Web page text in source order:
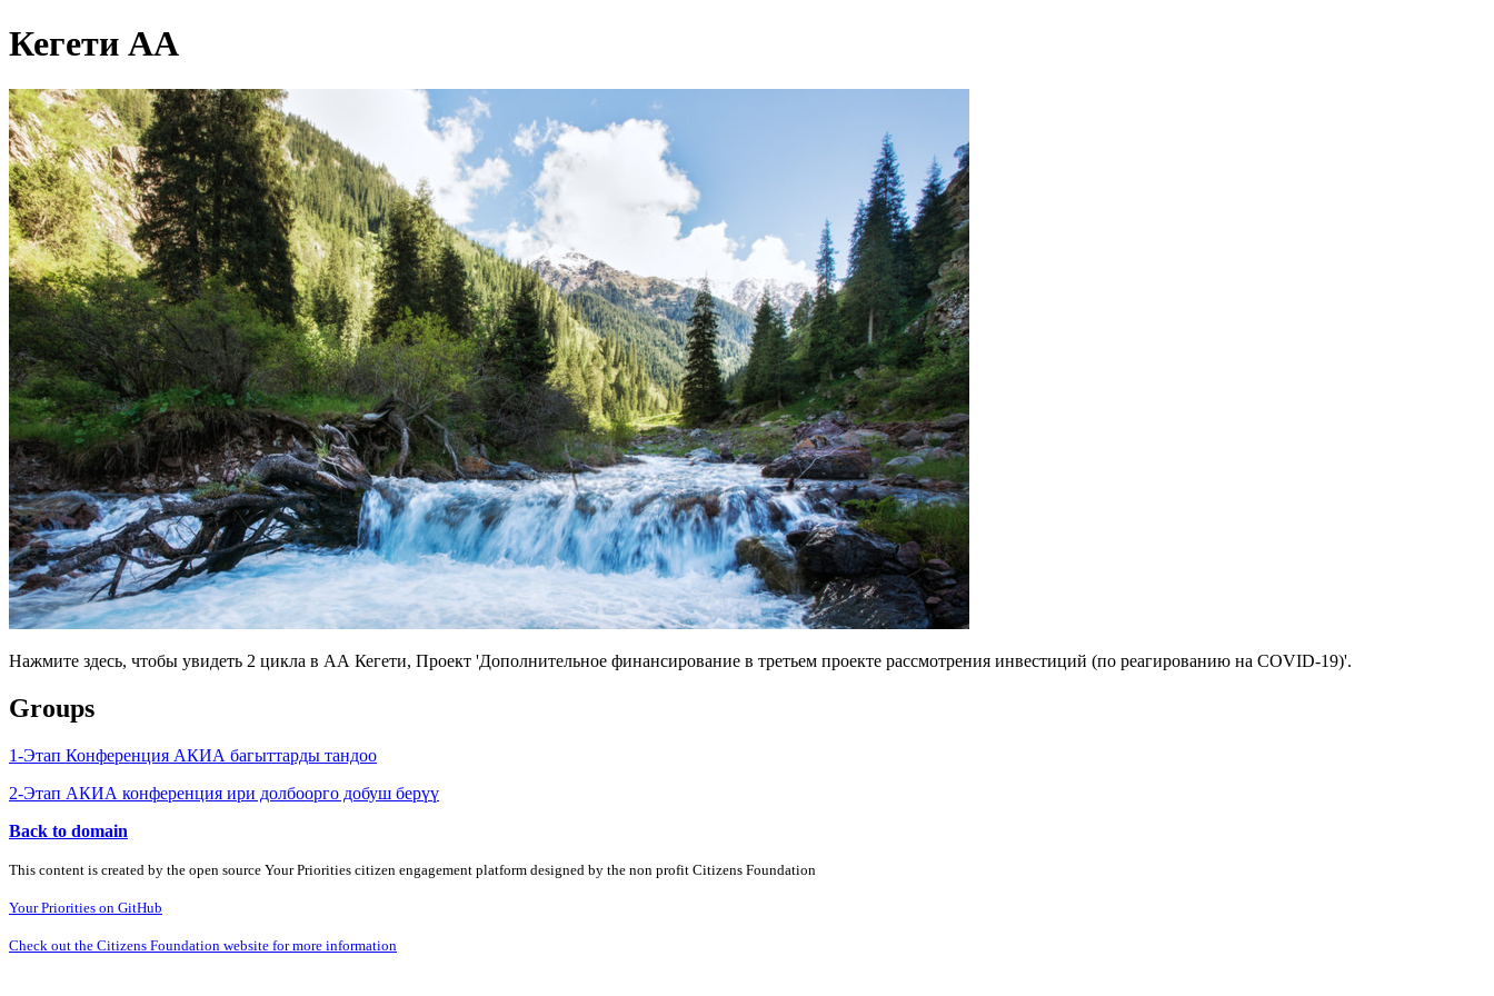
Кегети АА
Нажмите здесь, чтобы увидеть 2 цикла в АА Кегети, Проект 'Дополнительное финансирование в третьем проекте рассмотрения инвестиций (по реагированию на COVID-19)'.
Groups
1-Этап Конференция АКИА багыттарды тандоо
2-Этап АКИА конференция ири долбоорго добуш берүү
Back to domain
This content is created by the open source Your Priorities citizen engagement platform designed by the non profit Citizens Foundation
Your Priorities on GitHub
Check out the Citizens Foundation website for more information